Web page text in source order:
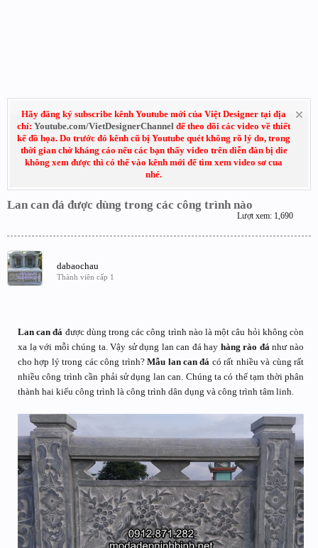
Hãy đăng ký subscribe kênh Youtube mới của Việt Designer tại địa
chỉ: Youtube.com/VietDesignerChannel để theo dõi các video về thiết
kế đồ họa. Do trước đó kênh cũ bị Youtube quét không rõ lý do, trong
thời gian chờ kháng cáo nếu các bạn thấy video trên diễn đàn bị die
không xem được thì có thể vào kênh mới để tìm xem video sơ cua
nhé.
Lan can đá được dùng trong các công trình nào
Lượt xem: 1,690
dabaochau
Thành viên cấp 1
Lan can đá được dùng trong các công trình nào là một câu hỏi không còn
xa lạ với mỗi chúng ta. Vậy sử dụng lan can đá hay hàng rào đánhư nào
cho hợp lý trong các công trình?Mẫu lan can đá có rất nhiều và cùng rất
nhiều công trình cần phải sử dụng lan can. Chúng ta có thể tạm thời phân
thành hai kiểu công trình là công trình dân dụng và công trình tâm linh.